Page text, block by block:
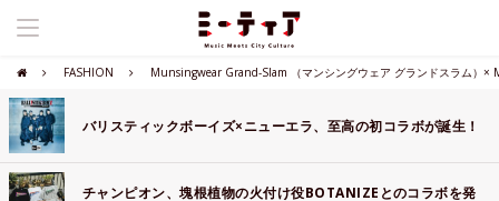
FASHION Munsingwear Grand-Slam （マンシングウェア グランドスラム）×
バリスティックボーイズ×ニューエラ、至高の初コラボが誕生！
チャンピオン、塊根植物の火付け役BOTANIZEとのコラボを発